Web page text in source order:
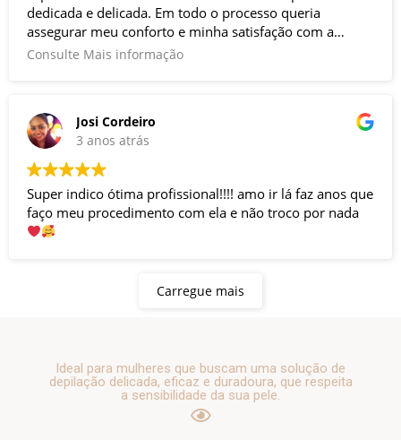
dedicada e delicada. Em todo o processo queria
assegurar meu conforto e minha satisfação com a
técnica. Adorei!
Consulte Mais informação
Josi Cordeiro
3 anos atrás
Super indico ótima profissional!!!! amo ir lá faz anos que
faço meu procedimento com ela e não troco por nada
Carregue mais
Ideal para mulheres que buscam uma solução de
depilação delicada, eficaz e duradoura, que respeita
a sensibilidade da sua pele.